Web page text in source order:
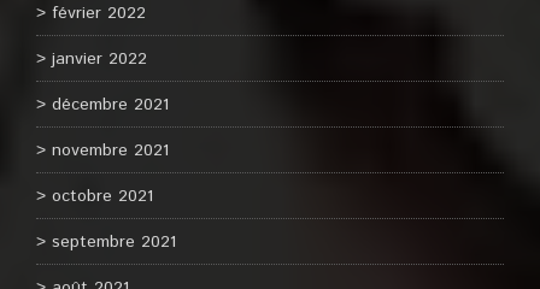
février 2022
janvier 2022
décembre 2021
novembre 2021
octobre 2021
septembre 2021